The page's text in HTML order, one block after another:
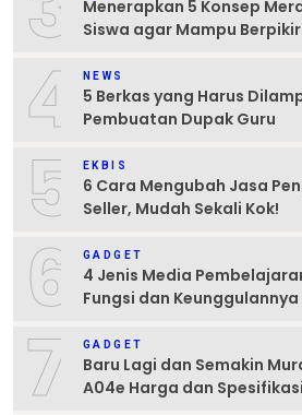
Menerapkan 5 Konsep
Siswa agar Mampu
4 NEWS
5 Berkas yang Harus
Pembuatan Dupak Guru
5 EKBIS
6 Cara Mengubah Jasa
Seller, Mudah Sekali Kok!
6 GADGET
4 Jenis Media
Fungsi dan Keunggulannya
7 GADGET
Baru Lagi dan Semakin
A04e Harga dan